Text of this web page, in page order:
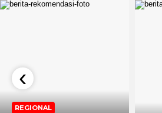
REGIONAL
‹